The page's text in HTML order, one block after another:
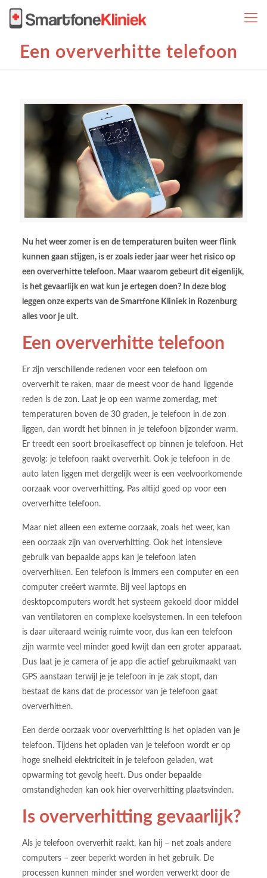
Een oververhitte telefoon
Nu het weer zomer is en de temperaturen buiten weer flink
kunnen gaan stijgen, is er zoals ieder jaar weer het risico op
een oververhitte telefoon. Maar waarom gebeurt dit eigenlijk,
is het gevaarlijk en wat kun je ertegen doen? In deze blog
leggen onze experts van de Smartfone Kliniek in Rozenburg
alles voor je uit.
Een oververhitte telefoon
Er zijn verschillende redenen voor een telefoon om
oververhit te raken, maar de meest voor de hand liggende
reden is de zon. Laat je op een warme zomerdag, met
temperaturen boven de 30 graden, je telefoon in de zon
liggen, dan wordt het binnen in je telefoon bijzonder warm.
Er treedt een soort broeikaseffect op binnen je telefoon. Het
gevolg: je telefoon raakt oververhit. Ook je telefoon in de
auto laten liggen met dergelijk weer is een veelvoorkomende
oorzaak voor oververhitting. Pas altijd goed op voor een
oververhitte telefoon.
Maar niet alleen een externe oorzaak, zoals het weer, kan
een oorzaak zijn van oververhitting. Ook het intensieve
gebruik van bepaalde apps kan je telefoon laten
oververhitten. Een telefoon is immers een computer en een
computer creëert warmte. Bij veel laptops en
desktopcomputers wordt het systeem gekoeld door middel
van ventilatoren en complexe koelsystemen. In een telefoon
is daar uiteraard weinig ruimte voor, dus kan een telefoon
zijn warmte veel minder goed kwijt dan een groter apparaat.
Dus laat je je camera of je app die actief gebruikmaakt van
GPS aanstaan terwijl je je telefoon in je zak stopt, dan
bestaat de kans dat de processor van je telefoon gaat
oververhitten.
Een derde oorzaak voor oververhitting is het opladen van je
telefoon. Tijdens het opladen van je telefoon wordt er op
hoge snelheid elektriciteit in je telefoon geladen, wat
opwarming tot gevolg heeft. Dus onder bepaalde
omstandigheden kan ook hier oververhitting plaatsvinden.
Is oververhitting gevaarlijk?
Als je telefoon oververhit raakt, kan hij – net zoals andere
computers – zeer beperkt worden in het gebruik. De
processen kunnen minder snel worden verwerkt door de